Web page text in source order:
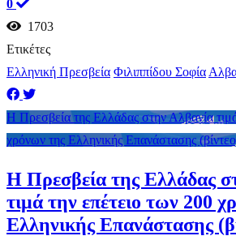
0
1703
Ετικέτες
Ελληνική Πρεσβεία Φιλιππίδου Σοφία
Η Πρεσβεία της Ελλάδας στην Αλβανία
χρόνων της Ελληνικής Επανάστασης
Η Πρεσβεία της Ελλάδας
τιμά την επέτειο των 200
Ελληνικής Επανάστασης